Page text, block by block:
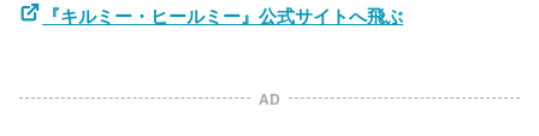
『キルミー・ヒールミー』公式サイトへ飛ぶ
AD